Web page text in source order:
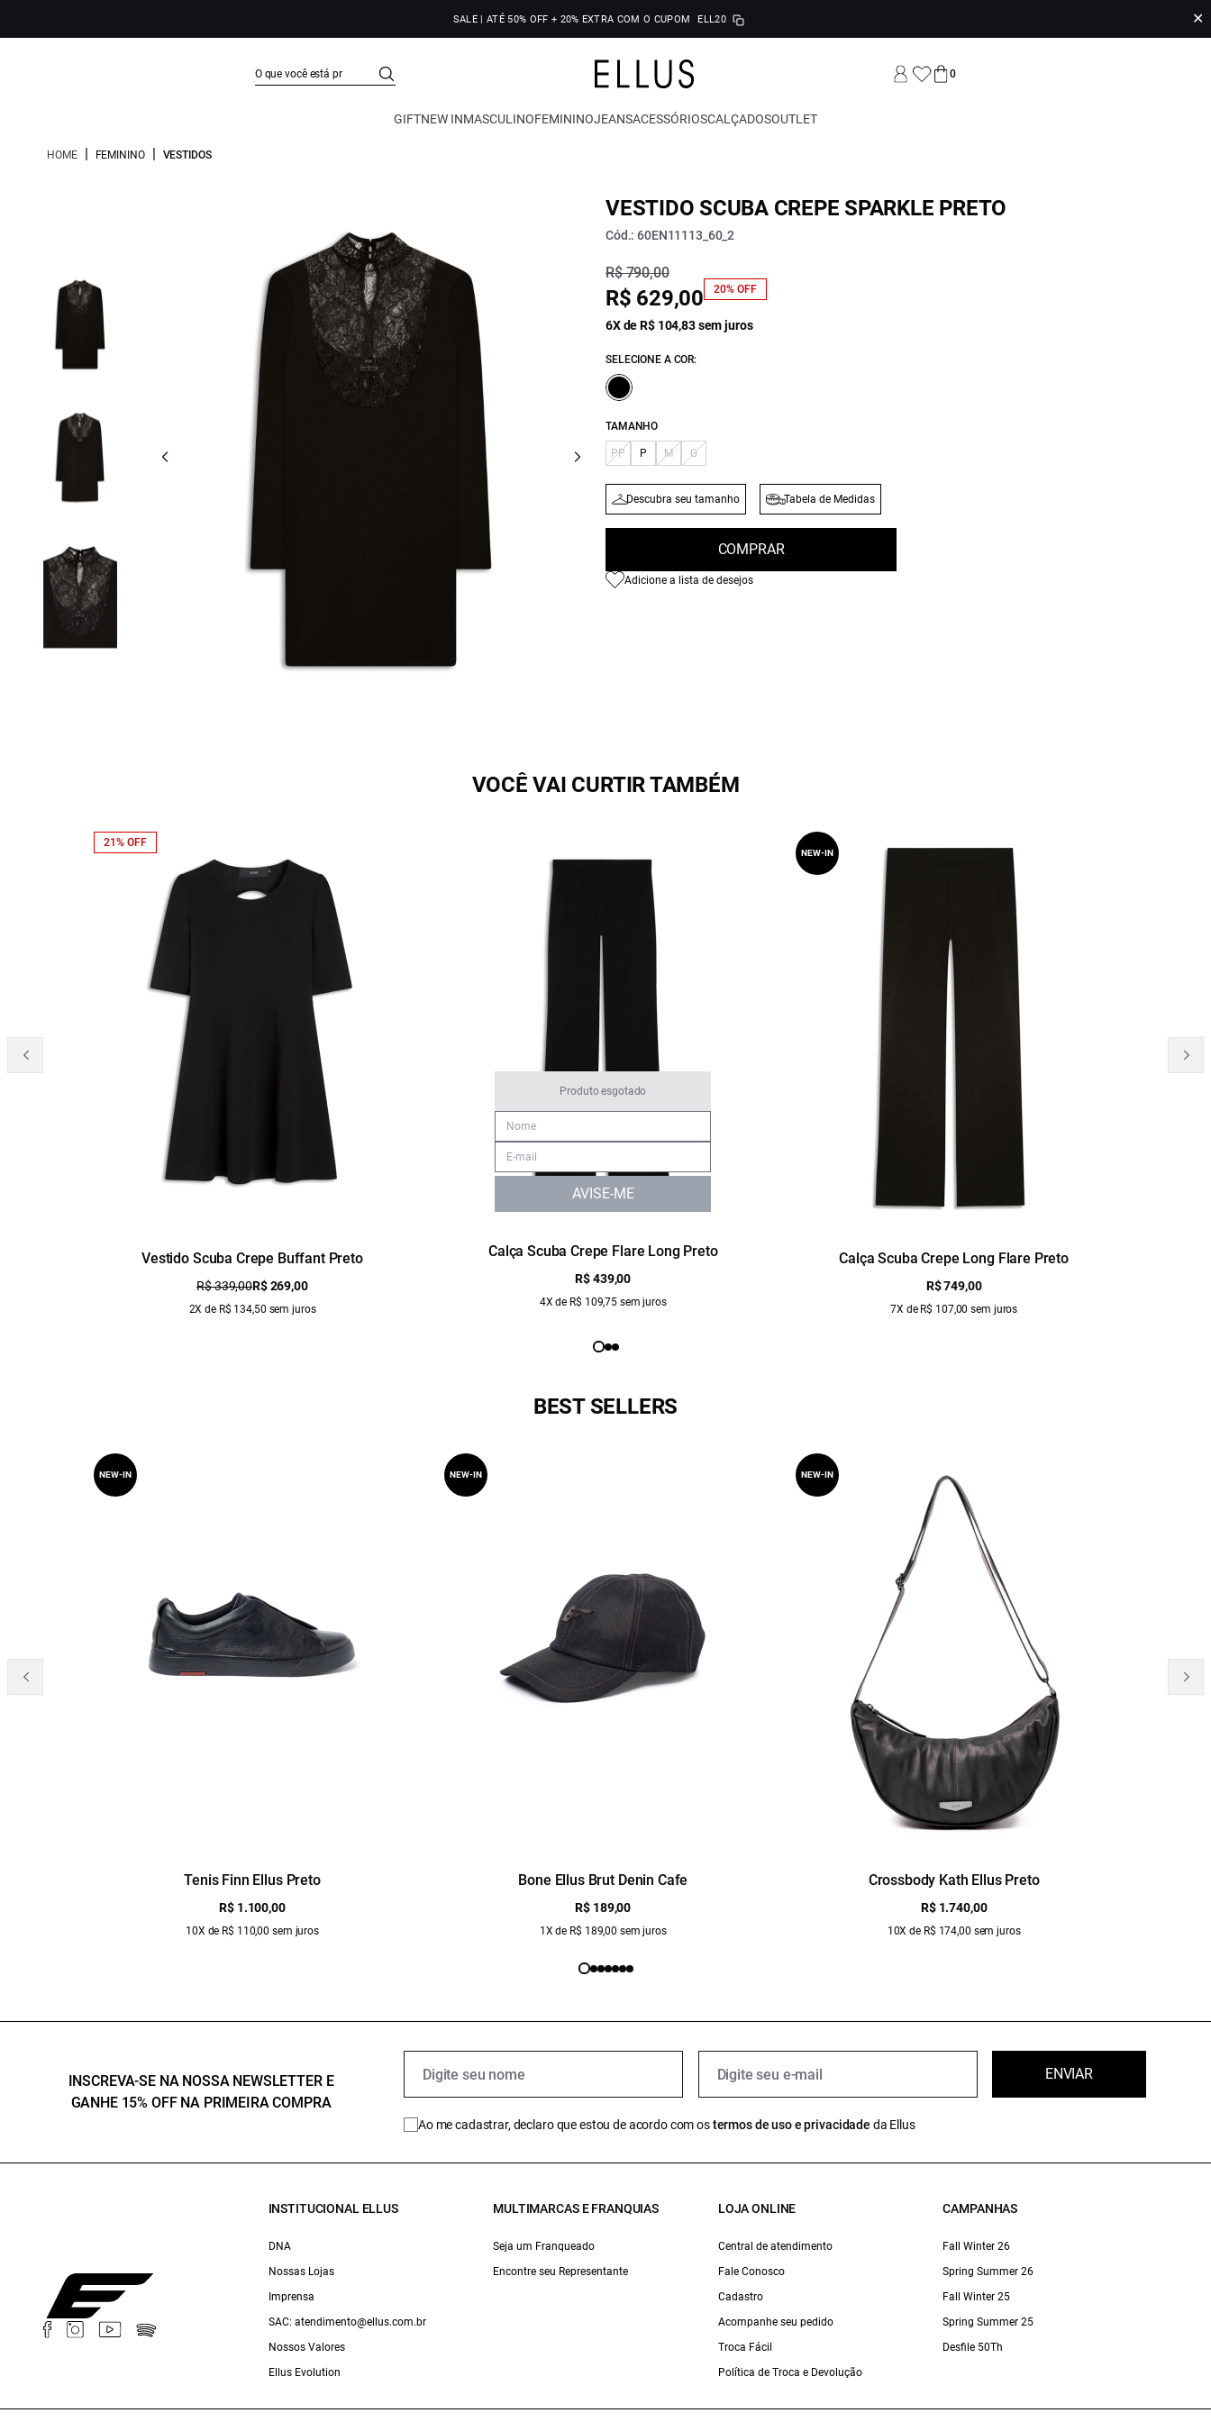
SALE | ATÉ 50% OFF + 20% EXTRA COM O CUPOM ELL20 ✕
0
GIFTNEW INMASCULINOFEMININOJEANSACESSÓRIOSCALÇADOSOUTLET
HOME | FEMININO | VESTIDOS
VESTIDO SCUBA CREPE SPARKLE PRETO
Cód.: 60EN11113_60_2
R$ 790,00
R$ 629,00 20% OFF
6X de R$ 104,83 sem juros
SELECIONE A COR:
TAMANHO
PP P M G
Descubra seu tamanho Tabela de Medidas
COMPRAR
Adicione a lista de desejos
VOCÊ VAI CURTIR TAMBÉM
Vestido Scuba Crepe Buffant Preto
R$ 339,00R$ 269,00
2X de R$ 134,50 sem juros
21% OFF
Produto esgotado
AVISE-ME
Calça Scuba Crepe Flare Long Preto
R$ 439,00
4X de R$ 109,75 sem juros
Calça Scuba Crepe Long Flare Preto
R$ 749,00
7X de R$ 107,00 sem juros
NEW-IN
BEST SELLERS
Tenis Finn Ellus Preto
R$ 1.100,00
10X de R$ 110,00 sem juros
NEW-IN
Bone Ellus Brut Denin Cafe
R$ 189,00
1X de R$ 189,00 sem juros
NEW-IN
Crossbody Kath Ellus Preto
R$ 1.740,00
10X de R$ 174,00 sem juros
NEW-IN
INSCREVA-SE NA NOSSA NEWSLETTER E
GANHE 15% OFF NA PRIMEIRA COMPRA
ENVIAR
Ao me cadastrar, declaro que estou de acordo com ostermos de uso e privacidade da Ellus
INSTITUCIONAL ELLUS
DNA
Nossas Lojas
Imprensa
SAC: atendimento@ellus.com.br
Nossos Valores
Ellus Evolution
MULTIMARCAS E FRANQUIAS
Seja um Franqueado
Encontre seu Representante
LOJA ONLINE
Central de atendimento
Fale Conosco
Cadastro
Acompanhe seu pedido
Troca Fácil
Política de Troca e Devolução
CAMPANHAS
Fall Winter 26
Spring Summer 26
Fall Winter 25
Spring Summer 25
Desfile 50Th